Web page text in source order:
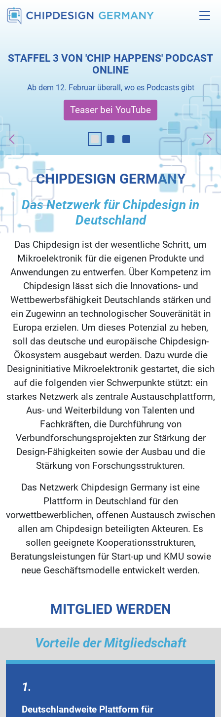
STAFFEL 3 VON 'CHIP HAPPENS' PODCAST
ONLINE
Ab dem 12. Februar überall, wo es Podcasts gibt
Teaser bei YouTube
Previous
CHIPDESIGN GERMANY
Das Netzwerk für Chipdesign in
Deutschland
Das Chipdesign ist der wesentliche Schritt, um
Mikroelektronik für die eigenen Produkte und
Anwendungen zu entwerfen. Über Kompetenz im
Chipdesign lässt sich die Innovations- und
Wettbewerbsfähigkeit Deutschlands stärken und
ein Zugewinn an technologischer Souveränität in
Europa erzielen. Um dieses Potenzial zu heben,
soll das deutsche und europäische Chipdesign-
Ökosystem ausgebaut werden. Dazu wurde die
Designinitiative Mikroelektronik gestartet, die sich
auf die folgenden vier Schwerpunkte stützt: ein
starkes Netzwerk als zentrale Austauschplattform,
Aus- und Weiterbildung von Talenten und
Fachkräften, die Durchführung von
Verbundforschungsprojekten zur Stärkung der
Design-Fähigkeiten sowie der Ausbau und die
Stärkung von Forschungsstrukturen.
Das Netzwerk Chipdesign Germany ist eine
Plattform in Deutschland für den
vorwettbewerblichen, offenen Austausch zwischen
allen am Chipdesign beteiligten Akteuren. Es
sollen geeignete Kooperationsstrukturen,
Beratungsleistungen für Start-up und KMU sowie
neue Geschäftsmodelle entwickelt werden.
MITGLIED WERDEN
Vorteile der Mitgliedschaft
1.
Deutschlandweite Plattform für